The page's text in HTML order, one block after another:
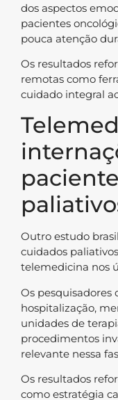
dos aspectos
pacientes
pouca atenção
Os resultados
remotas como
cuidado integral
Outro estudo
cuidados
telemedicina nos
Os pesquisadores
hospitalização,
unidades de
procedimentos
relevante nessa
Os resultados
como estratégia